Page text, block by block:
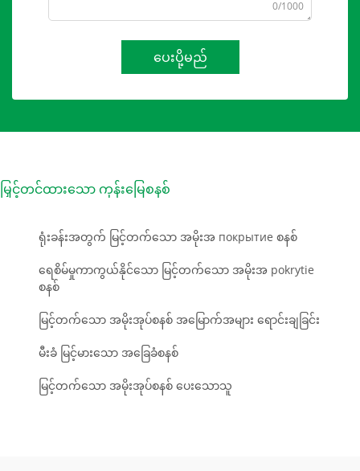
0/1000
ပေးပို့မည်
မြှင့်တင်ထားသော ကုန်းမြေစနစ်
ရုံးခန်းအတွက် မြင့်တက်သော အမိုးအ покрытие စနစ်
ရေစိမ်မှုကာကွယ်နိုင်သော မြင့်တက်သော အမိုးအ pokrytie
စနစ်
မြင့်တက်သော အမိုးအုပ်စနစ် အမြောက်အများ ရောင်းချခြင်း
မီးခံ မြင့်မားသော အခြေခံစနစ်
မြင့်တက်သော အမိုးအုပ်စနစ် ပေးသောသူ